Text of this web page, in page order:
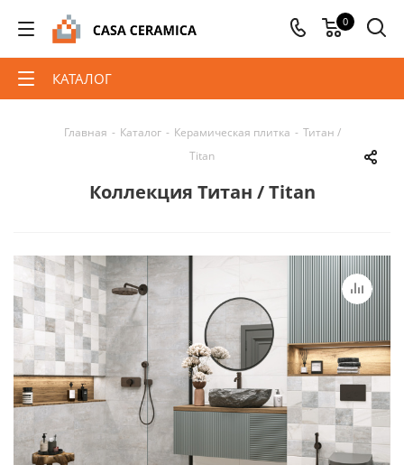
0
КАТАЛОГ
Главная - Каталог - Керамическая плитка - Титан /
Titan
Коллекция Титан / Titan